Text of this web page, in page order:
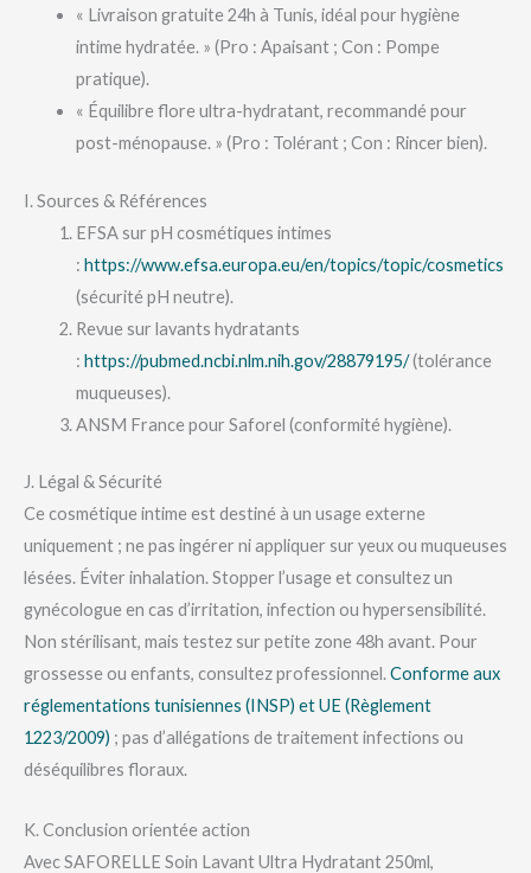
« Livraison gratuite 24h à Tunis, idéal pour hygiène
intime hydratée. » (Pro : Apaisant ; Con : Pompe
pratique).
« Équilibre flore ultra-hydratant, recommandé pour
post-ménopause. » (Pro : Tolérant ; Con : Rincer bien).
I. Sources & Références
EFSA sur pH cosmétiques intimes
: https://www.efsa.europa.eu/en/topics/topic/cosmetics
(sécurité pH neutre).
Revue sur lavants hydratants
: https://pubmed.ncbi.nlm.nih.gov/28879195/(tolérance
muqueuses).
ANSM France pour Saforel (conformité hygiène).
J. Légal & Sécurité
Ce cosmétique intime est destiné à un usage externe
uniquement ; ne pas ingérer ni appliquer sur yeux ou muqueuses
lésées. Éviter inhalation. Stopper l’usage et consultez un
gynécologue en cas d’irritation, infection ou hypersensibilité.
Non stérilisant, mais testez sur petite zone 48h avant. Pour
grossesse ou enfants, consultez professionnel.Conforme aux
réglementations tunisiennes (INSP) et UE (Règlement
1223/2009) ; pas d’allégations de traitement infections ou
déséquilibres floraux.
K. Conclusion orientée action
Avec SAFORELLE Soin Lavant Ultra Hydratant 250ml,